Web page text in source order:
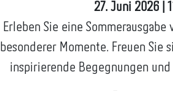
27. Juni 2026 |
Erleben Sie eine
besonderer Momente. Freuen Sie
inspirierende Begegnungen